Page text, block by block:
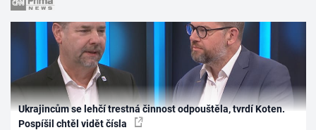
Ukrajincům se lehčí trestná činnost odpouštěla, tvrdí Koten.
Pospíšil chtěl vidět čísla